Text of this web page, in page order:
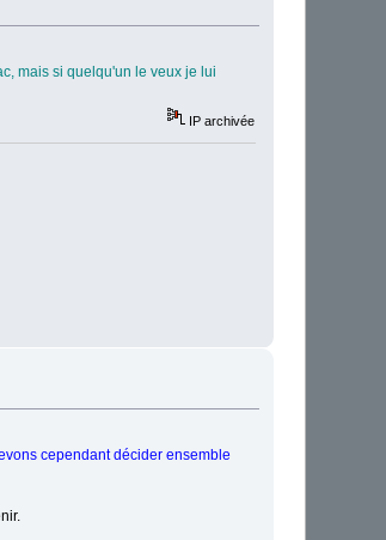
mais si quelqu'un le veux je lui
IP archivée
cependant décider ensemble